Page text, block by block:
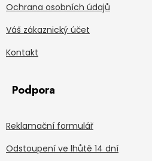
Ochrana osobních údajů
Váš zákaznický účet
Kontakt
Podpora
Reklamační formulář
Odstoupení ve lhůtě 14 dní